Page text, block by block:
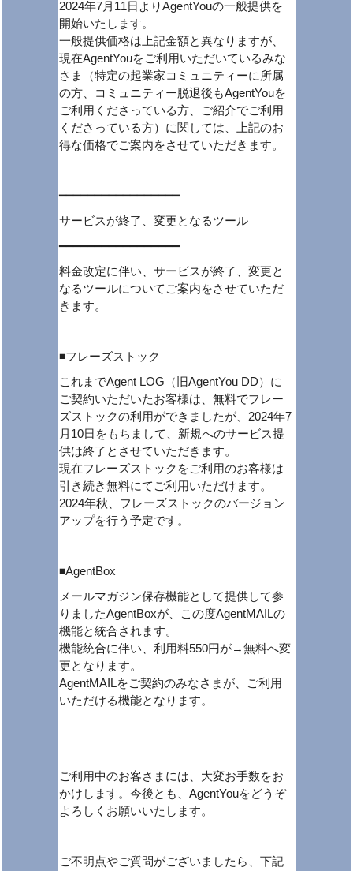
2024年7月11日よりAgentYouの一般提供を
開始いたします。
一般提供価格は上記金額と異なりますが、
現在AgentYouをご利用いただいているみな
さま
（特定の起業家コミュニティーに所属
の方、コミュニティー脱退後もAgentYouを
ご利用くださっている方、ご紹介でご利用
くださっている方）に関しては、上記のお
得な価格でご案内をさせていただきます。
━━━━━━━━━━━━━━━━━
サービスが終了、変更となるツール
━━━━━━━━━━━━━━━━━
料金改定に伴い、サービスが終了、変更と
なるツールについてご案内をさせていただ
きます。
◾️フレーズストック
これまでAgent LOG（旧AgentYou DD）に
ご契約いただいたお客様は、無料でフレー
ズストックの利用ができましたが、2024年7
月10日をもちまして、新規へのサービス提
供は終了とさせていただきます。
現在フレーズストックをご利用のお客様は
引き続き無料にてご利用いただけます。
2024年秋、フレーズストックのバージョン
アップを行う予定です。
◾️AgentBox
メールマガジン保存機能として提供して参
りましたAgentBoxが、この度AgentMAILの
機能と統合されます。
機能統合に伴い、利用料550円が→無料へ変
更となります。
AgentMAILをご契約のみなさまが、ご利用
いただける機能となります。
ご利用中のお客さまには、大変お手数をお
かけします。 今後とも、AgentYouをどうぞ
よろしくお願いいたします。
ご不明点やご質問がございましたら、下記